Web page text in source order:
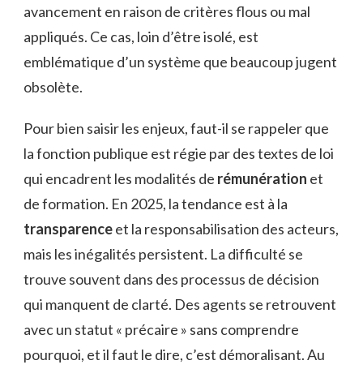
avancement en raison de critères flous ou mal
appliqués. Ce cas, loin d’être isolé, est
emblématique d’un système que beaucoup jugent
obsolète.
Pour bien saisir les enjeux, faut-il se rappeler que
la fonction publique est régie par des textes de loi
qui encadrent les modalités de rémunération et
de formation. En 2025, la tendance est à la
transparenceet la responsabilisation des acteurs,
mais les inégalités persistent. La difficulté se
trouve souvent dans des processus de décision
qui manquent de clarté. Des agents se retrouvent
avec un statut « précaire » sans comprendre
pourquoi, et il faut le dire, c’est démoralisant. Au